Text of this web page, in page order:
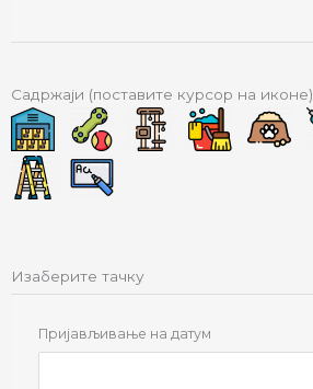
Садржаји (поставите курсор на иконе)
Изаберите тачку
Пријављивање на датум